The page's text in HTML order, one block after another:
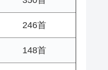
246首
148首